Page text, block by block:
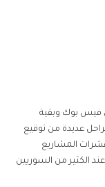
بوك وبقية
عديدة من توقيع
المشاريع
الكثير من السوريين